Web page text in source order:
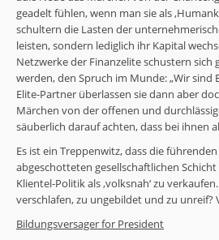
geadelt fühlen, wenn man sie als
schultern die Lasten der
leisten, sondern lediglich ihr Kapital
Netzwerke der Finanzelite schustern
werden, den Spruch im Munde: „Wir sind
Elite-Partner überlassen sie dann aber
Märchen von der offenen und
säuberlich darauf achten, dass bei ihnen
Es ist ein Treppenwitz, dass die
abgeschotteten gesellschaftlichen
Klientel-Politik als ‚volksnah‘ zu
verschlafen, zu ungebildet und zu unreif?
Bildungsversager for President